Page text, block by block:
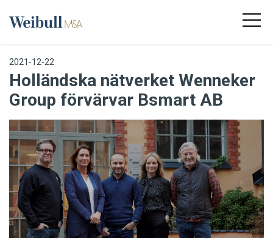
2021-12-22
Holländska nätverket Wenneker
Group förvärvar Bsmart AB